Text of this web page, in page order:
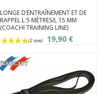
LONGE D’ENTRAÎNEMENT ET DE
RAPPEL L 5 MÈTRES/L 15 MM
(COACHI TRAINING LINE)
19,90 €